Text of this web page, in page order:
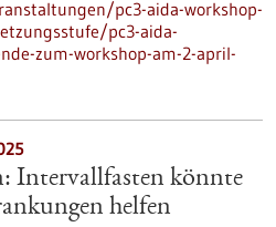
pc3-aida-workshop-
pc3-aida-
zum-workshop-am-2-april-
Intervallfasten könnte
helfen